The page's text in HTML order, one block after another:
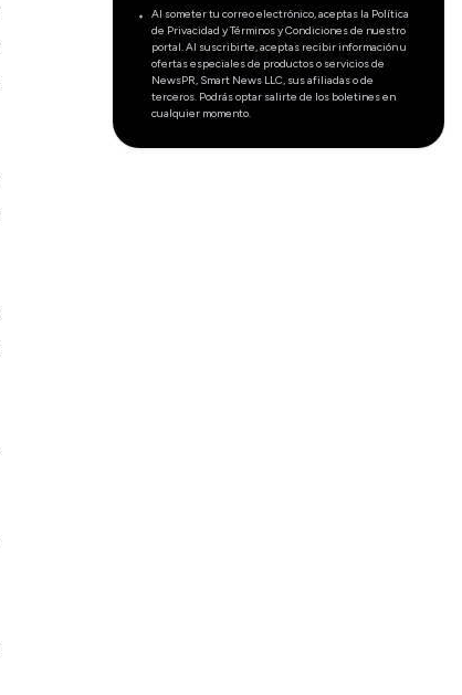
Al someter tu correo electrónico, aceptas la Política
de Privacidad y Términos y Condiciones de nuestro
portal. Al suscribirte, aceptas recibir información u
ofertas especiales de productos o servicios de
NewsPR, Smart News LLC, sus afiliadas o de
terceros. Podrás optar salirte de los boletines en
cualquier momento.